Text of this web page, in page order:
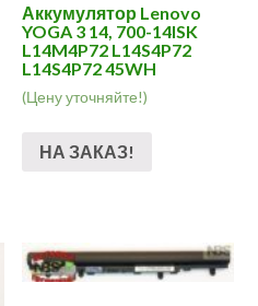
Аккумулятор Lenovo
YOGA 3 14, 700-14ISK
L14M4P72 L14S4P72
L14S4P72 45WH
(Цену уточняйте!)
НА ЗАКАЗ!